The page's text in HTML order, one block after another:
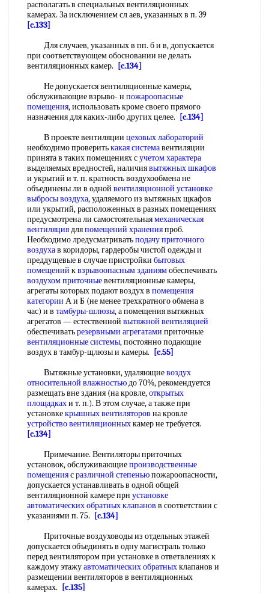
располагать в специальных вентиляционных
камерах. За исключением сл аев, указанных в п. 39
[c.133]
Для случаев, указанных в пп. б и в, допускается
при соответствующем обосновании не делать
вентиляционных камер.
[c.134]
Не допускается вентиляционные камеры,
обслуживающие взрыво- н пожароопасные
помещения, использовать кроме своего прямого
назначения для каких-либо других целее.
[c.134]
В проекте вентиляции цеховых лабораторий
необходимо проверитькакая системавентиляции
принята в таких помещениях сучетом характера
выделяемых вредностей, наличиявытяжных шкафов
и укрытий и т. п. кратность воздухообмена не
объединены ли в одной вентиляционной установке
выбросы воздуха, удаляемого из вытяжных щкафов
или укрытий, расположенных в разных помещениях
предусмотрена ли самостоятельнаямеханическая
вентиляциядляпомещений храненияпроб.
Необходимо лредусматриватьподачу приточного
воздухав коридоры, гардеробы чистой одежды и
преддущевые в случае пристройки бытовых
помещений квзрывоопасным зданиямобеспечивать
воздухом приточныевентиляционные камеры,
агрегаты которых подают воздух в помещения
категории А и Б (не менее трехкратного обмена в
час) и в тамбуры-шлюзы, а помещения вытяжных
агрегатов — естественной вытяжной вентиляцией
обеспечиватьрезервными агрегатами приточные
вентиляционные системы, постоянно подающие
воздух в тамбур-щлюзы и камеры.
[c.55]
Вытяжные установки, удаляющиевоздух
относительной влажностьюдо 70%, рекомендуется
размещать вне здания (на кровле,открытых
площадкахи т. п.). В этом случае, а также при
установкекрышных вентиляторов на кровле
устройство вентиляционныхкамер не требуется.
[c.134]
Примечание. Вентиляторы приточных
установок, обслуживающиепроизводственные
помещениясразличной степеньюпожароопасности,
допускается устанавливать в одной общей
вентиляционной камере прн установке
автоматическихобратных клапанов в соответствии с
указаниями п. 75.
[c.134]
Приточные воздуховоды из отдельных этажей
допускается объединять в одну магистраль только
перед вентилятором при установке в ответвлениях к
каждому этажуавтоматических обратныхклапанов и
размещении вентиляторов в вентиляционных
камерах.
[c.135]